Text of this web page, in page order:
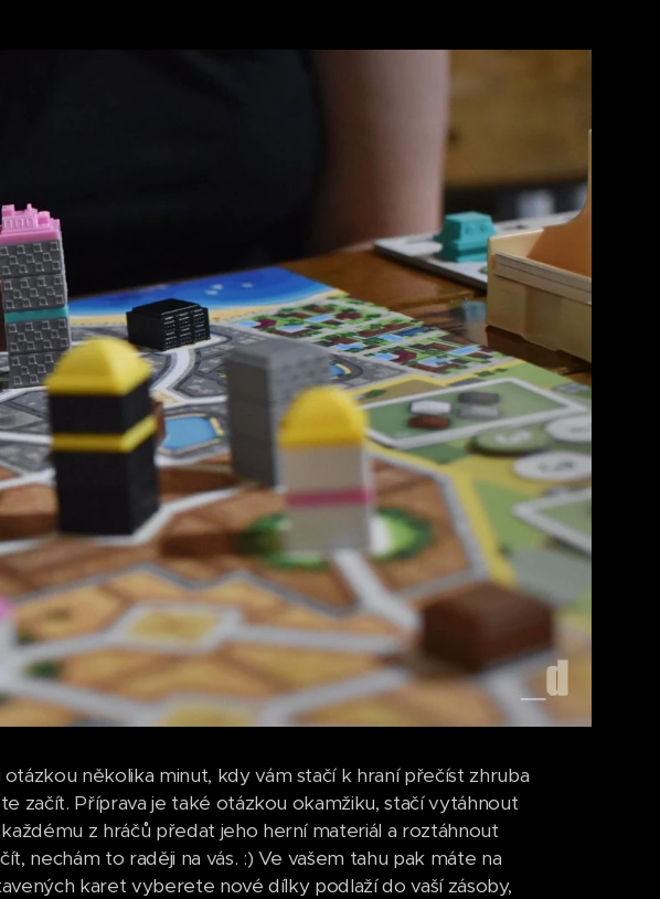
několika minut, kdy vám stačí k hraní přečíst zhruba
začít. Příprava je také otázkou okamžiku, stačí vytáhnout
z hráčů předat jeho herní materiál a roztáhnout
nechám to raději na vás. :) Ve vašem tahu pak máte na
karet vyberete nové dílky podlaží do vaší zásoby,